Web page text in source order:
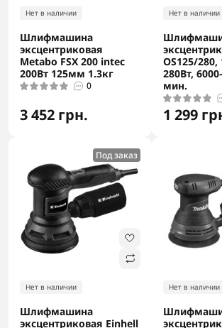
Нет в наличии
Шлифмашина
эксцентриковая
Metabo FSX 200 intec
200Вт 125мм 1.3кг
0
3 452 грн.
Нет в наличии
OS125/
280Вт,
мин.
1 299
Под заказ
Нет в наличии
Шлифмашина
эксцентриковая Einhell
Нет в наличии